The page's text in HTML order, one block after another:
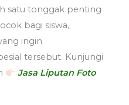
satu tonggak penting
bagi siswa,
ingin
tersebut. Kunjungi
Jasa Liputan Foto